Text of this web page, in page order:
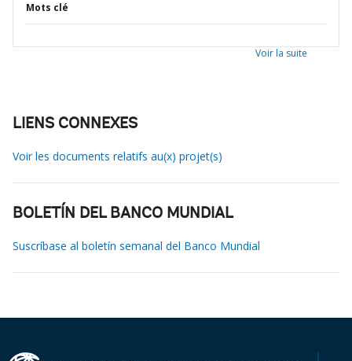
Mots clé
Voir la suite
LIENS CONNEXES
Voir les documents relatifs au(x) projet(s)
BOLETÍN DEL BANCO MUNDIAL
Suscríbase al boletín semanal del Banco Mundial